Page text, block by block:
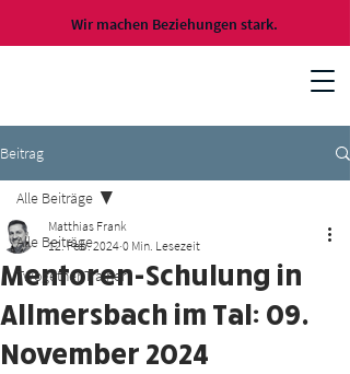
Wir machen Beziehungen stark.
Beitrag
Alle Beiträge
Twogether Trainer
Alle Beiträge
Mentoren-Schulung in
Allmersbach im Tal: 09.
November 2024
Matthias Frank
12. Feb. 2024 0 Min. Lesezeit